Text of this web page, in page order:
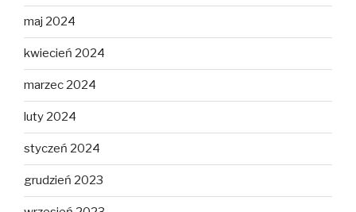
maj 2024
kwiecień 2024
marzec 2024
luty 2024
styczeń 2024
grudzień 2023